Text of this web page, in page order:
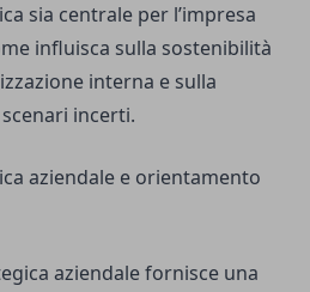
sia centrale per l’impresa
influisca sulla sostenibilità
interna e sulla
incerti.
aziendale e orientamento
aziendale fornisce una